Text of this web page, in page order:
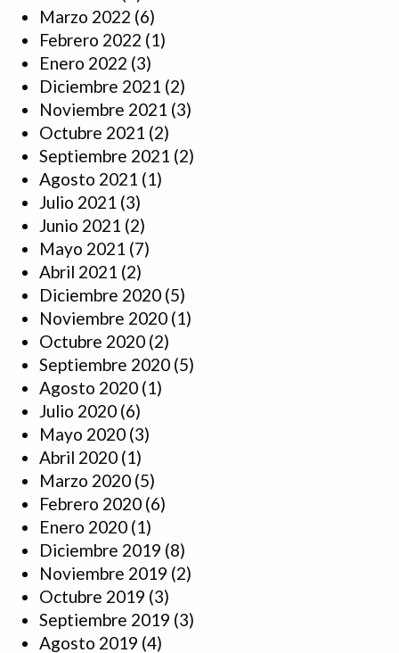
Marzo 2022 (6)
Febrero 2022 (1)
Enero 2022 (3)
Diciembre 2021 (2)
Noviembre 2021 (3)
Octubre 2021 (2)
Septiembre 2021 (2)
Agosto 2021 (1)
Julio 2021 (3)
Junio 2021 (2)
Mayo 2021 (7)
Abril 2021 (2)
Diciembre 2020 (5)
Noviembre 2020 (1)
Octubre 2020 (2)
Septiembre 2020 (5)
Agosto 2020 (1)
Julio 2020 (6)
Mayo 2020 (3)
Abril 2020 (1)
Marzo 2020 (5)
Febrero 2020 (6)
Enero 2020 (1)
Diciembre 2019 (8)
Noviembre 2019 (2)
Octubre 2019 (3)
Septiembre 2019 (3)
Agosto 2019 (4)